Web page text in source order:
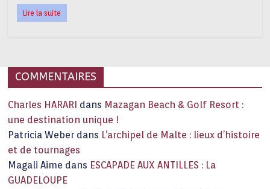
Lire la suite
COMMENTAIRES
Charles HARARI dans Mazagan Beach & Golf Resort :
une destination unique !
Patricia Weber dans L’archipel de Malte : lieux d’histoire
et de tournages
Magali Aime dans ESCAPADE AUX ANTILLES : La
GUADELOUPE